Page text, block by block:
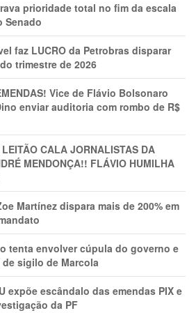
prioridade total no fim da escala
Senado
faz LUCRO da Petrobras disparar
trimestre de 2026
Vice de Flávio Bolsonaro
enviar auditoria com rombo de R$
CALA JORNALISTAS DA
MENDONÇA!! FLÁVIO HUMILHA
Martínez dispara mais de 200% em
tenta envolver cúpula do governo e
sigilo de Marcola
expõe escândalo das emendas PIX e
da PF